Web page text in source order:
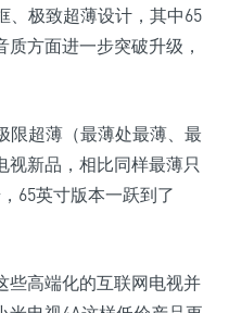
、极致超薄设计，其中65
方面进一步突破升级，
限超薄（最薄处最薄、最
视新品，相比同样最薄只
65英寸版本一跃到了
些高端化的互联网电视并